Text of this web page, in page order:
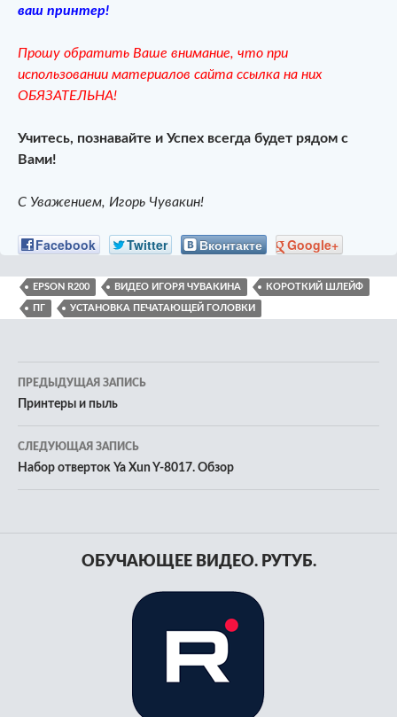
ваш принтер!
Прошу обратить Ваше внимание, что при
использовании материалов сайта ссылка на них
ОБЯЗАТЕЛЬНА!
Учитесь, познавайте и Успех всегда будет рядом с
Вами!
С Уважением, Игорь Чувакин!
Facebook Twitter Вконтакте Google+
EPSON R200 ВИДЕО ИГОРЯ ЧУВАКИНА КОРОТКИЙ ШЛЕЙФ
ПГ УСТАНОВКА ПЕЧАТАЮЩЕЙ ГОЛОВКИ
Навигация
по
записям
ПРЕДЫДУЩАЯ ЗАПИСЬ
Принтеры и пыль
СЛЕДУЮЩАЯ ЗАПИСЬ
Набор отверток Ya Xun Y-8017. Обзор
ОБУЧАЮЩЕЕ ВИДЕО. РУТУБ.